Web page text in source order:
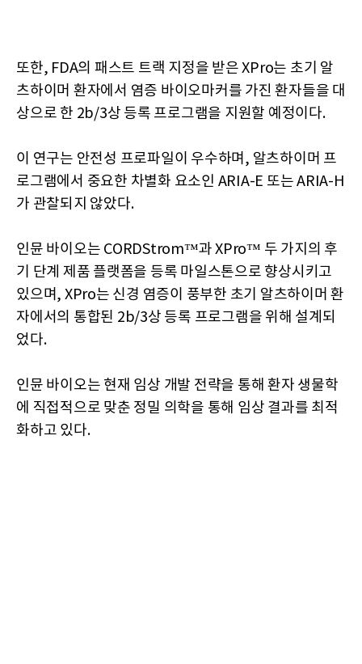
또한, FDA의 패스트 트랙 지정을 받은 XPro는 초기 알
츠하이머 환자에서 염증 바이오마커를 가진 환자들을 대
상으로 한 2b/3상 등록 프로그램을 지원할 예정이다.
이 연구는 안전성 프로파일이 우수하며, 알츠하이머 프
로그램에서 중요한 차별화 요소인 ARIA-E 또는 ARIA-H
가 관찰되지 않았다.
인뮨 바이오는 CORDStrom™과 XPro™ 두 가지의 후
기 단계 제품 플랫폼을 등록 마일스톤으로 향상시키고
있으며, XPro는 신경 염증이 풍부한 초기 알츠하이머 환
자에서의 통합된 2b/3상 등록 프로그램을 위해 설계되
었다.
인뮨 바이오는 현재 임상 개발 전략을 통해 환자 생물학
에 직접적으로 맞춘 정밀 의학을 통해 임상 결과를 최적
화하고 있다.